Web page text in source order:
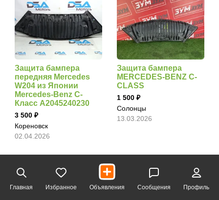
Защита бампера
передняя Mercedes
W204 из Японии
Mercedes-Benz C-
Класс A2045240230
3 500
Кореновск
02.04.2026
Защита бампера
MERCEDES-BENZ C-
CLASS
1 500
Солонцы
13.03.2026
Главная Избранное Объявления Сообщения Профиль